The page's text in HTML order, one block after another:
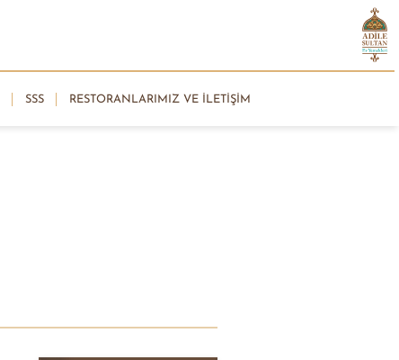
SSS RESTORANLARIMIZ VE İLETIŞIM